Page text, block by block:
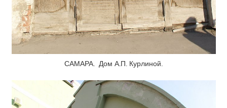
САМАРА. Дом А.П. Курлиной.